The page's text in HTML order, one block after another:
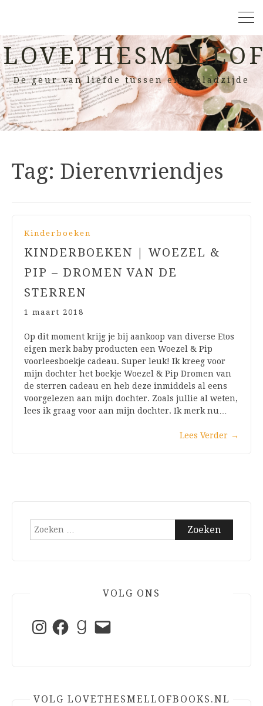
De geur van liefde tussen elke bladzijde
Tag: Dierenvriendjes
Kinderboeken
KINDERBOEKEN | WOEZEL &
PIP – DROMEN VAN DE
STERREN
1 maart 2018
Op dit moment krijg je bij aankoop van diverse Etos
eigen merk baby producten een Woezel & Pip
voorleesboekje cadeau. Super leuk! Ik kreeg voor
mijn dochter het boekje Woezel & Pip Dromen van
de sterren cadeau en heb deze inmiddels al eens
voorgelezen aan mijn dochter. Zoals jullie al weten,
lees ik graag voor aan mijn dochter. Ik merk nu…
Lees Verder →
Zoeken
VOLG ONS
InstagramFacebookGoodreads
E-
mail
VOLG LOVETHESMELLOFBOOKS.NL